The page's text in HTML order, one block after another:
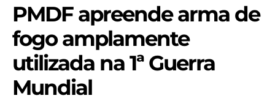
PMDF apreende arma de
fogo amplamente
utilizada na 1ª Guerra
Mundial